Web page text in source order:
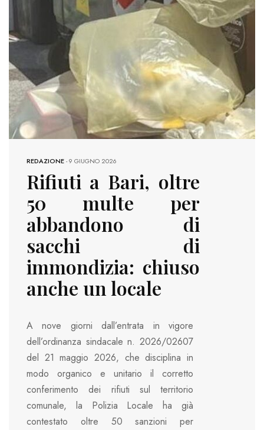
REDAZIONE-9 GIUGNO 2026
Rifiuti a Bari, oltre
50 multe per
abbandono di
sacchi di
immondizia: chiuso
anche un locale
A nove giorni dall’entrata in vigore
dell’ordinanza sindacale n. 2026/02607
del 21 maggio 2026, che disciplina in
modo organico e unitario il corretto
conferimento dei rifiuti sul territorio
comunale, la Polizia Locale ha già
contestato oltre 50 sanzioni per